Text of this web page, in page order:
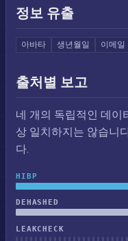
정보 유출
아바타 생년월일 이메일
출처별 보고
네 개의 독립적인 데이
상 일치하지는 않습니
다.
HIBP
DEHASHED
LEAKCHECK